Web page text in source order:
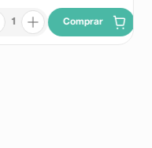
Comprar